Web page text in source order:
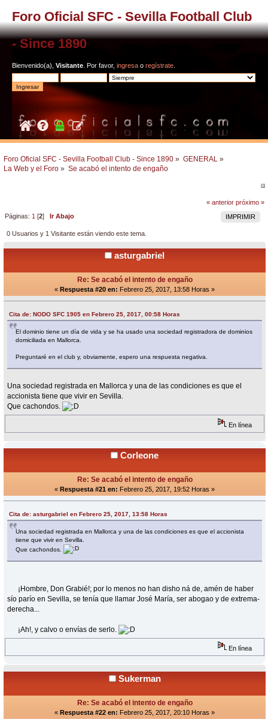
Foro Oficial SFC - Sevilla Football Club
- Since 1890
Bienvenido(a), Visitante . Por favor, ingresa o regístrate
Foro Oficial SFC - Sevilla Football Club - Since 1890 » GENERAL »
La Web y el Foro » Se acabó el intento de engaño
« anterior próximo »
IMPRIMIR
Páginas: 1 [2]Ir Abajo
0 Usuarios y 1 Visitante están viendo este tema.
asturgabriel
Re: Se acabó el intento de engaño
« Respuesta #20 en: Febrero 25, 2017, 13:58 Horas »
Cita de: NODO SFC 1905 en Febrero 25, 2017, 00:58 Horas
El dominio tiene un día de vida y se ha usado una sociedad registradora de dominios
domiciliada en Mallorca.
Preguntaré en el club y, obviamente, espero una respuesta negativa.
Una sociedad registrada en Mallorca y una de las condiciones es que el
accionista tiene que vivir en Sevilla.
Que cachondos.
En línea
Corleone
Re: Se acabó el intento de engaño
« Respuesta #21 en: Febrero 25, 2017, 19:52 Horas »
Cita de: asturgabriel en Febrero 25, 2017, 13:58 Horas
Una sociedad registrada en Mallorca y una de las condiciones es que el accionista
tiene que vivir en Sevilla.
Que cachondos.
¡Hombre, Don Grabié!; por lo menos no han disho ná de, amén de haber
sío parío en Sevilla, se tenía que llamar José María, ser abogao y de extrema-
derecha...
¡Ah!, y calvo o envías de serlo.
En línea
Sukerman
Re: Se acabó el intento de engaño
« Respuesta #22 en: Febrero 25, 2017, 20:10 Horas »